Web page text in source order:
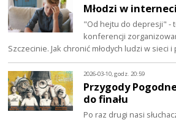
Młodzi w
"Od hejtu do depresji" -
konferencji
Szczecinie. Jak chronić młodych ludzi w sieci i
2026-03-10, godz. 20:59
Przygody
do finału
Po raz drugi nasi